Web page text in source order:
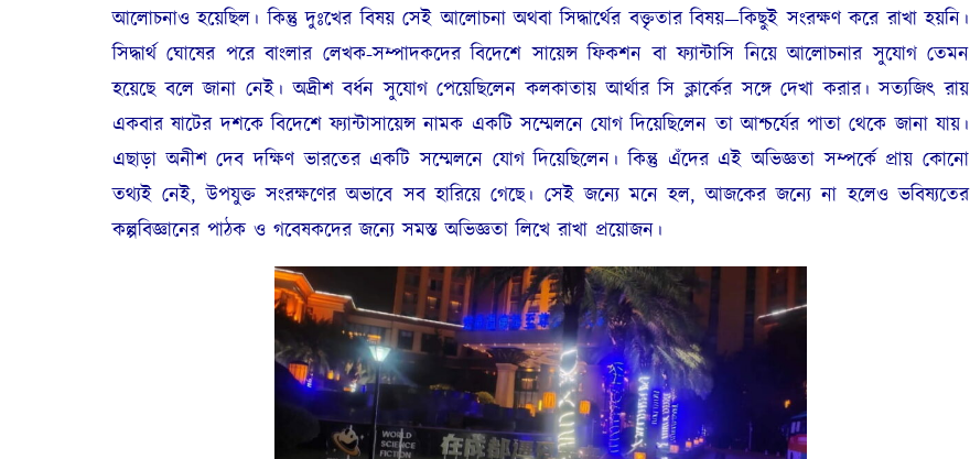
আলোচনাও হয়েছিল। কিন্তু দুঃখের বিষয় সেই আলোচনা অথবা সিদ্ধার্থের বক্তৃতার বিষয়—কিছুই সংরক্ষণ করে রাখা হয়নি।
সিদ্ধার্থ ঘোষের পরে বাংলার লেখক-সম্পাদকদের বিদেশে সায়েন্স ফিকশন বা ফ্যান্টাসি নিয়ে আলোচনার সুযোগ তেমন
হয়েছে বলে জানা নেই। অদ্রীশ বর্ধন সুযোগ পেয়েছিলেন কলকাতায় আর্থার সি ক্লার্কের সঙ্গে দেখা করার। সত্যজিৎ রায়
একবার ষাটের দশকে বিদেশে ফ্যান্টাসায়েন্স নামক একটি সম্মেলনে যোগ দিয়েছিলেন তা আশ্চর্যের পাতা থেকে জানা যায়।
এছাড়া অনীশ দেব দক্ষিণ ভারতের একটি সম্মেলনে যোগ দিয়েছিলেন। কিন্তু এঁদের এই অভিজ্ঞতা সম্পর্কে প্রায় কোনো
তথ্যই নেই, উপযুক্ত সংরক্ষণের অভাবে সব হারিয়ে গেছে। সেই জন্যে মনে হল, আজকের জন্যে না হলেও ভবিষ্যতের
কল্পবিজ্ঞানের পাঠক ও গবেষকদের জন্যে সমস্ত অভিজ্ঞতা লিখে রাখা প্রয়োজন।